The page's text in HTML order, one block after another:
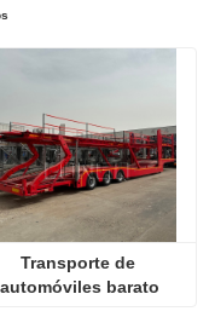
Transporte de
automóviles barato